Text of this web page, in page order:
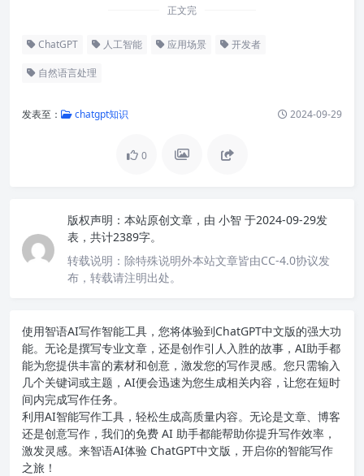
正文完
ChatGPT 人工智能 应用场景 开发者
自然语言处理
发表至： chatgpt知识 2024-09-29
0
版权声明： 本站原创文章，由 小智 于2024-09-29发
表，共计2389字。
转载说明： 除特殊说明外本站文章皆由CC-4.0协议发
布，转载请注明出处。
使用智语AI写作智能工具，您将体验到ChatGPT中文版的强大功
能。无论是撰写专业文章，还是创作引人入胜的故事，AI助手都
能为您提供丰富的素材和创意，激发您的写作灵感。您只需输入
几个关键词或主题，AI便会迅速为您生成相关内容，让您在短时
间内完成写作任务。
利用AI智能写作工具，轻松生成高质量内容。无论是文章、博客
还是创意写作，我们的免费 AI 助手都能帮助你提升写作效率，
激发灵感。来智语AI体验 ChatGPT中文版 ，开启你的智能写作
之旅！